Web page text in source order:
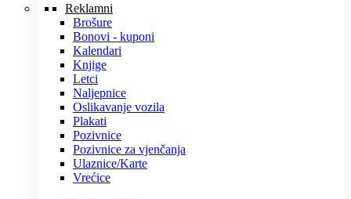
Reklamni
Brošure
Bonovi - kuponi
Kalendari
Knjige
Letci
Naljepnice
Oslikavanje vozila
Plakati
Pozivnice
Pozivnice za vjenčanja
Ulaznice/Karte
Vrećice